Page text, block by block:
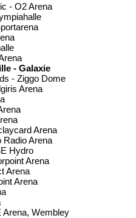
- O2 Arena
- Galaxie
- Ziggo Dome
Arena
Arena
Radio Arena
Hydro
Arena
Arena
Arena
Arena, Wembley